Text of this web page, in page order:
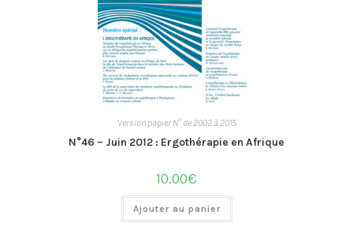
Version papier N° de 2002 à 2015
N°46 – Juin 2012 : Ergothérapie en Afrique
10.00€
Ajouter au panier